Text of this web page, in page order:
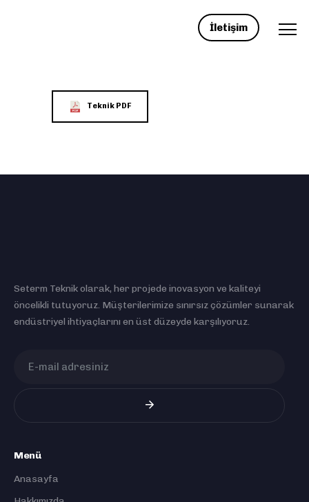
İletişim
Teknik PDF
Seterm Teknik olarak, her projede inovasyon ve kaliteyi
öncelikli tutuyoruz. Müşterilerimize sınırsız çözümler sunarak
endüstriyel ihtiyaçlarını en üst düzeyde karşılıyoruz.
Menü
Anasayfa